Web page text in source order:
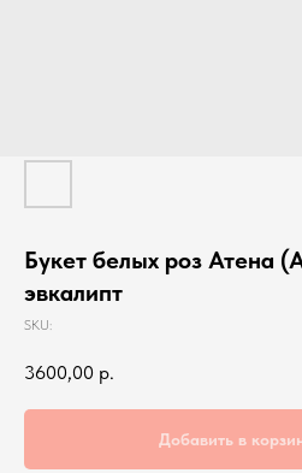
Букет белых роз Атена
эвкалипт
SKU:
3600,00 р.
Добавить в